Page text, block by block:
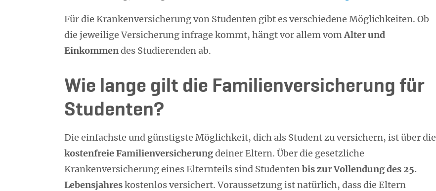
Für die Krankenversicherung von Studenten gibt es verschiedene Möglichkeiten. Ob
die jeweilige Versicherung infrage kommt, hängt vor allem vomAlter und
Einkommendes Studierenden ab.
Wie lange gilt die Familienversicherung für
Studenten?
Die einfachste und günstigste Möglichkeit, dich als Student zu versichern, ist über die
kostenfreie Familienversicherungdeiner Eltern. Über die gesetzliche
Krankenversicherung eines Elternteils sind Studentenbis zur Vollendung des 25.
Lebensjahreskostenlos versichert. Voraussetzung ist natürlich, dass die Eltern